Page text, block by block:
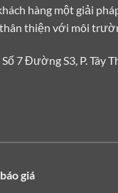
hàng một giải
thiện với môi
Số 7 Đường S3, P. Tây
giá